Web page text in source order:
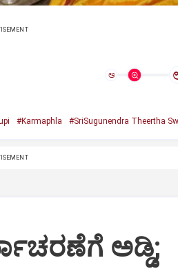
ಅ
#Karmaphla #SriSugunendra Theertha
ಅಡ್ಡಿ;